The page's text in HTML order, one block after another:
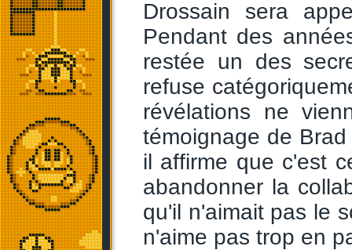
Drossain sera
Pendant des
restée un des
refuse
révélations ne
témoignage de
il affirme que c'est
abandonner la
qu'il n'aimait pas le
n'aime pas trop en